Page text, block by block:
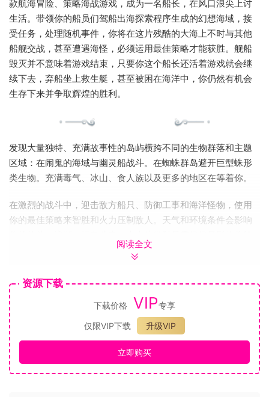
款航海冒险、策略海战游戏，成为一名船长，在风口浪尖上讨
生活。带领你的船员们驾船出海探索程序生成的幻想海域，接
受任务，处理随机事件，你将在这片残酷的大海上不时与其他
船舰交战，甚至遭遇海怪，必须运用最佳策略才能获胜。舰船
毁灭并不意味着游戏结束，只要你这个船长还活着游戏就会继
续下去，弃船坐上救生艇，甚至被困在海洋中，你仍然有机会
生存下来并争取辉煌的胜利。
发现大量独特、充满故事性的岛屿横跨不同的生物群落和主题
区域：在闹鬼的海域与幽灵船战斗。在蜘蛛群岛避开巨型蛛形
类生物。充满毒气、冰山、食人族以及更多的地区在等着你。
在激烈的战斗中，迎击敌方船只、防御工事和海洋怪物，使用
你的最佳策略来智胜和火力压制敌人。天气和环境条件会影响
《弃船逃生》以“航海时代”为背景，经典的海军油画为灵感的基
础上设计了一个奇幻的框架。
这个世界的生活是残酷的。死亡是永恒的。但如果你的船被毁
了，你的旅程也不会结束。你是船长，只要船长还活着，就永
远有希望。
阅读全文
资源下载
下载价格 VIP专享
仅限VIP下载
升级VIP
立即购买